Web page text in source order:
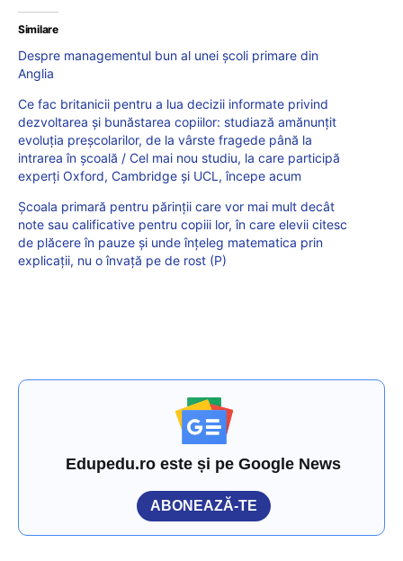
Similare
Despre managementul bun al unei școli primare din
Anglia
Ce fac britanicii pentru a lua decizii informate privind
dezvoltarea și bunăstarea copiilor: studiază amănunțit
evoluția preșcolarilor, de la vârste fragede până la
intrarea în școală / Cel mai nou studiu, la care participă
experți Oxford, Cambridge și UCL, începe acum
Școala primară pentru părinții care vor mai mult decât
note sau calificative pentru copiii lor, în care elevii citesc
de plăcere în pauze și unde înțeleg matematica prin
explicații, nu o învață pe de rost (P)
Edupedu.ro este și pe Google News
ABONEAZĂ-TE